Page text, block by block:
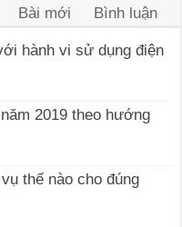
Bài mới Bình luận
hành vi sử dụng điện
2019 theo hướng
thế nào cho đúng